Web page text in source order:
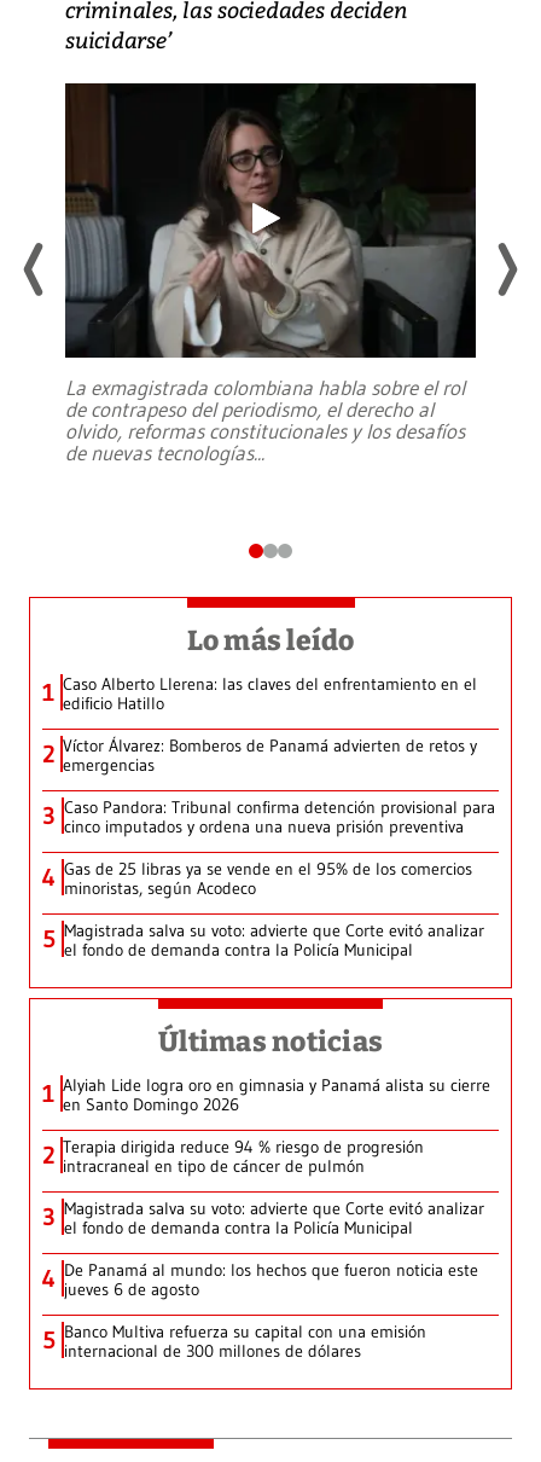
criminales, las sociedades deciden
suicidarse’
La exmagistrada colombiana habla sobre el rol
de contrapeso del periodismo, el derecho al
olvido, reformas constitucionales y los desafíos
de nuevas tecnologías...
Lo más leído
1 Caso Alberto Llerena: las claves del enfrentamiento en el
edificio Hatillo
2 Víctor Álvarez: Bomberos de Panamá advierten de retos y
emergencias
3 Caso Pandora: Tribunal confirma detención provisional para
cinco imputados y ordena una nueva prisión preventiva
4 Gas de 25 libras ya se vende en el 95% de los comercios
minoristas, según Acodeco
5 Magistrada salva su voto: advierte que Corte evitó analizar
el fondo de demanda contra la Policía Municipal
Últimas noticias
1 Alyiah Lide logra oro en gimnasia y Panamá alista su cierre
en Santo Domingo 2026
2 Terapia dirigida reduce 94 % riesgo de progresión
intracraneal en tipo de cáncer de pulmón
3 Magistrada salva su voto: advierte que Corte evitó analizar
el fondo de demanda contra la Policía Municipal
4 De Panamá al mundo: los hechos que fueron noticia este
jueves 6 de agosto
5 Banco Multiva refuerza su capital con una emisión
internacional de 300 millones de dólares